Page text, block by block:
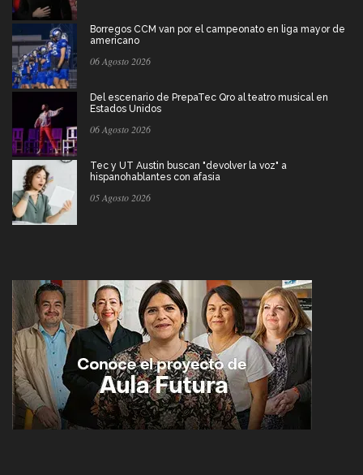
Borregos CCM van por el campeonato en liga mayor de
americano
06 Agosto 2026
Del escenario de PrepaTec Qro al teatro musical en
Estados Unidos
06 Agosto 2026
Tec y UT Austin buscan "devolver la voz" a
hispanohablantes con afasia
05 Agosto 2026